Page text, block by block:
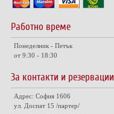
Работно време
Понеделник - Петък
от 9:30 - 18:30
За контакти и резервации
Адрес: София 1606
ул. Доспат 15 /партер/